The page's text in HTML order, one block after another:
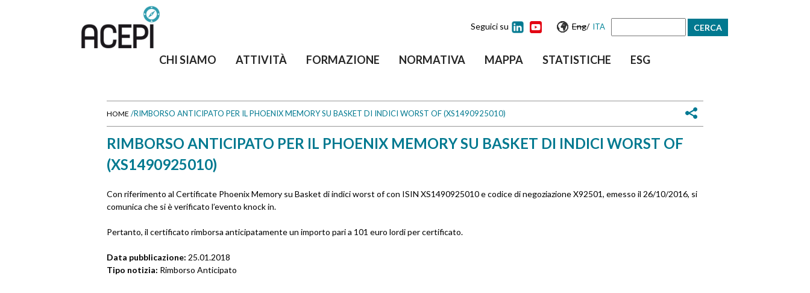
CHI SIAMO ATTIVITÀ FORMAZIONE NORMATIVA MAPPA STATISTICHE ESG
Eng/ ITA
Seguici su
u
e
i
q
HOME /RIMBORSO ANTICIPATO PER IL PHOENIX MEMORY SU BASKET DI INDICI WORST OF (XS1490925010)
RIMBORSO ANTICIPATO PER IL PHOENIX MEMORY SU BASKET DI INDICI WORST OF
(XS1490925010)
Con riferimento al Certificate Phoenix Memory su Basket di indici worst of con ISIN XS1490925010 e codice di negoziazione X92501, emesso il 26/10/2016, si
comunica che si è verificato l’evento knock in.
Pertanto, il certificato rimborsa anticipatamente un importo pari a 101 euro lordi per certificato.
Data pubblicazione: 25.01.2018
Tipo notizia: Rimborso Anticipato